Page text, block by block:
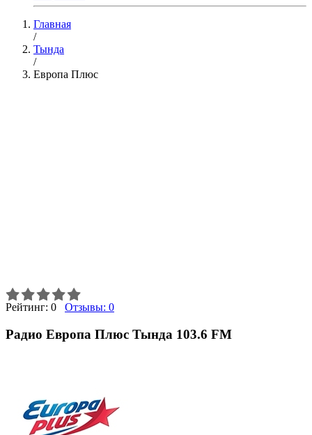
Главная
/
Тында
/
Европа Плюс
Рейтинг: 0 Отзывы: 0
Радио Европа Плюс Тында 103.6 FM